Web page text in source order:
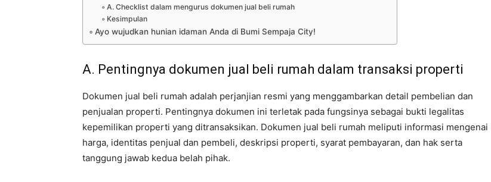
A. Checklist dalam mengurus dokumen jual beli rumah
Kesimpulan
Ayo wujudkan hunian idaman Anda di Bumi Sempaja City!
A. Pentingnya dokumen jual beli rumah dalam transaksi properti
Dokumen jual beli rumah adalah perjanjian resmi yang menggambarkan detail pembelian dan
penjualan properti. Pentingnya dokumen ini terletak pada fungsinya sebagai bukti legalitas
kepemilikan properti yang ditransaksikan. Dokumen jual beli rumah meliputi informasi mengenai
harga, identitas penjual dan pembeli, deskripsi properti, syarat pembayaran, dan hak serta
tanggung jawab kedua belah pihak.